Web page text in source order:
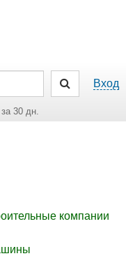
Вход
30 дн.
компании